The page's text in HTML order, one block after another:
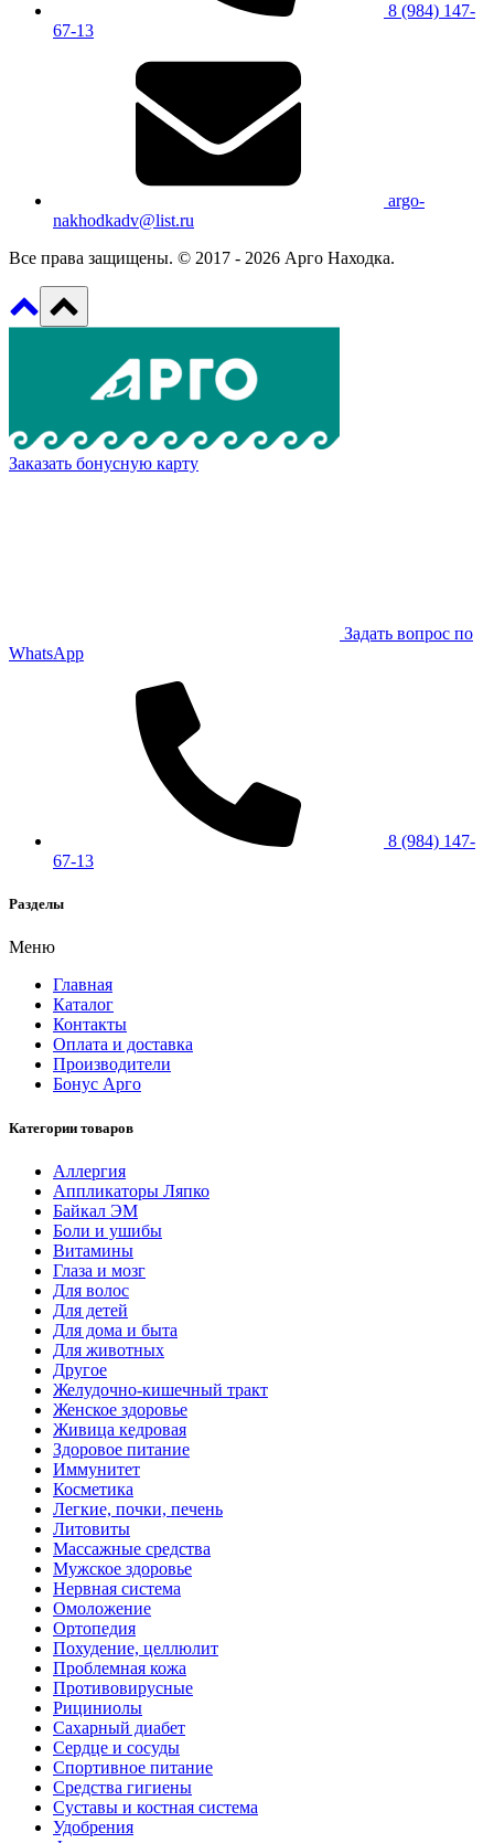
8 (984) 147-
67-13
argo-
nakhodkadv@list.ru
Все права защищены. © 2017 - 2026 Арго Находка.
Заказать бонусную карту
Задать вопрос по
WhatsApp
8 (984) 147-
67-13
Разделы
Меню
Главная
Каталог
Контакты
Оплата и доставка
Производители
Бонус Арго
Категории товаров
Аллергия
Аппликаторы Ляпко
Байкал ЭМ
Боли и ушибы
Витамины
Глаза и мозг
Для волос
Для детей
Для дома и быта
Для животных
Другое
Желудочно-кишечный тракт
Женское здоровье
Живица кедровая
Здоровое питание
Иммунитет
Косметика
Легкие, почки, печень
Литовиты
Массажные средства
Мужское здоровье
Нервная система
Омоложение
Ортопедия
Похудение, целлюлит
Проблемная кожа
Противовирусные
Рициниолы
Сахарный диабет
Сердце и сосуды
Спортивное питание
Средства гигиены
Суставы и костная система
Удобрения